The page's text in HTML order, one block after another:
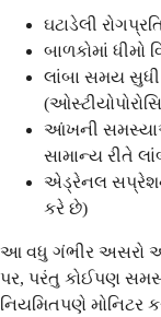
ઘટાડેલી
બાળકોમાં ધીમો
લાંબા સમય
આંખની
સામાન્ય રીતે
એડ્રેનલ સપ્રેશન
કરે છે)
આ વધુ ગંભીર અસરો
પર, પરંતુ કોઈપણ
નિયમિતપણે મોનિટર